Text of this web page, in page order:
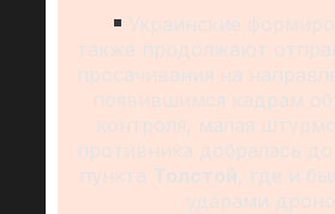
Украинские
также продолжают
просачивания на
появившимся кадрам
контроля, малая
противника добралась
пункта Толстой, где и
ударами